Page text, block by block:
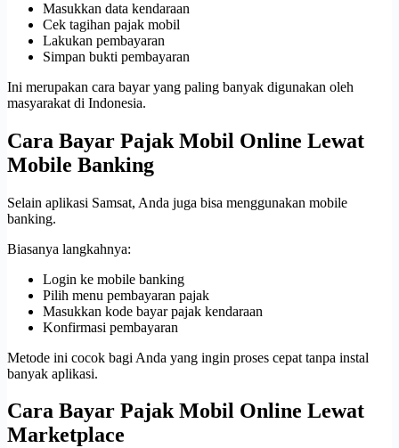
Masukkan data kendaraan
Cek tagihan pajak mobil
Lakukan pembayaran
Simpan bukti pembayaran
Ini merupakan cara bayar yang paling banyak digunakan oleh
masyarakat di Indonesia.
Cara Bayar Pajak Mobil Online Lewat
Mobile Banking
Selain aplikasi Samsat, Anda juga bisa menggunakan mobile
banking.
Biasanya langkahnya:
Login ke mobile banking
Pilih menu pembayaran pajak
Masukkan kode bayar pajak kendaraan
Konfirmasi pembayaran
Metode ini cocok bagi Anda yang ingin proses cepat tanpa instal
banyak aplikasi.
Cara Bayar Pajak Mobil Online Lewat
Marketplace